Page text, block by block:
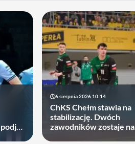
6 sierpnia 2026 10:14
ChKS Chełm stawia na
stabilizację. Dwóch
zawodników zostaje na